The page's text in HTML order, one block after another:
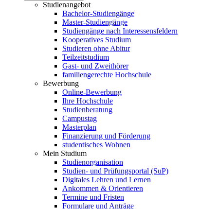
Studienangebot
Bachelor-Studiengänge
Master-Studiengänge
Studiengänge nach Interessensfeldern
Kooperatives Studium
Studieren ohne Abitur
Teilzeitstudium
Gast- und Zweithörer
familiengerechte Hochschule
Bewerbung
Online-Bewerbung
Ihre Hochschule
Studienberatung
Campustag
Masterplan
Finanzierung und Förderung
studentisches Wohnen
Mein Studium
Studienorganisation
Studien- und Prüfungsportal (SuP)
Digitales Lehren und Lernen
Ankommen & Orientieren
Termine und Fristen
Formulare und Anträge